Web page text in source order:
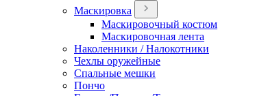
Маскировка
Маскировочный костюм
Маскировочная лента
Наколенники / Налокотники
Чехлы оружейные
Спальные мешки
Пончо